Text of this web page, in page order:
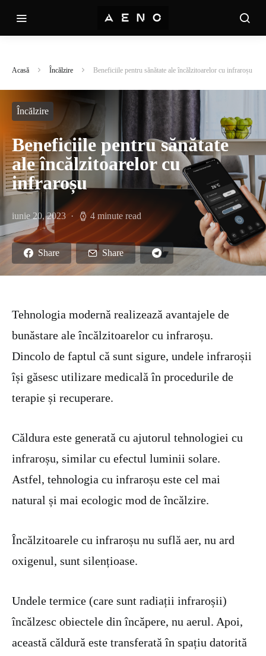
Acasă Încălzire Beneficiile pentru sănătate ale încălzitoarelor cu infraroșu
Încălzire
Beneficiile pentru sănătate
ale încălzitoarelor cu
infraroșu
iunie 20, 2023 4 minute read
Share Share
Tehnologia modernă realizează avantajele de
bunăstare ale încălzitoarelor cu infraroșu.
Dincolo de faptul că sunt sigure, undele infraroșii
își găsesc utilizare medicală în procedurile de
terapie și recuperare.
Căldura este generată cu ajutorul tehnologiei cu
infraroșu, similar cu efectul luminii solare.
Astfel, tehnologia cu infraroșu este cel mai
natural și mai ecologic mod de încălzire.
Încălzitoarele cu infraroșu nu suflă aer, nu ard
oxigenul, sunt silențioase.
Undele termice (care sunt radiații infraroșii)
încălzesc obiectele din încăpere, nu aerul. Apoi,
această căldură este transferată în spațiu datorită